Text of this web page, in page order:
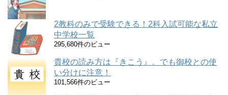
2教科のみで受験できる！2科入試可能な私立
中学校一覧
295,680件のビュー
貴校の読み方は『きこう』。でも御校との使
い分けに注意！
101,566件のビュー